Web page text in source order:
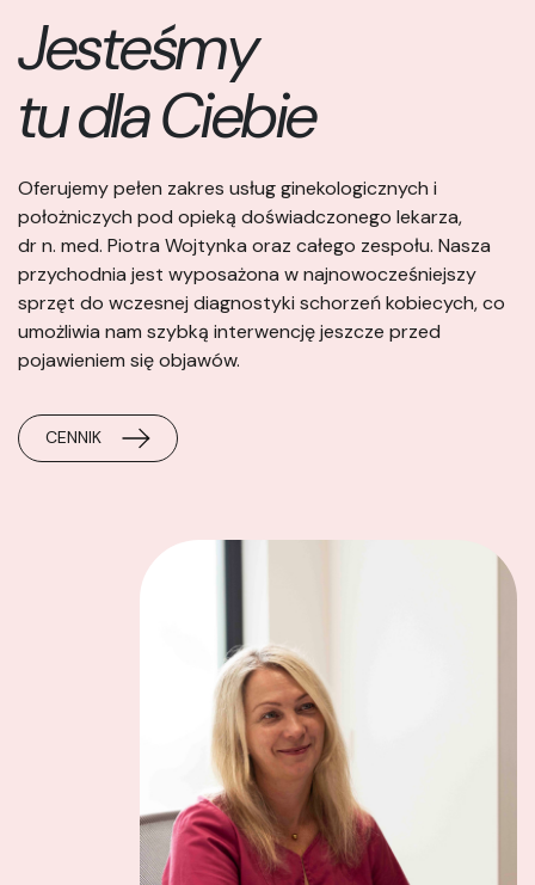
Jesteśmy
tu dla Ciebie
Oferujemy pełen zakres usług ginekologicznych i
położniczych pod opieką doświadczonego lekarza,
dr n. med. Piotra Wojtynka oraz całego zespołu. Nasza
przychodnia jest wyposażona w najnowocześniejszy
sprzęt do wczesnej diagnostyki schorzeń kobiecych, co
umożliwia nam szybką interwencję jeszcze przed
pojawieniem się objawów.
CENNIK